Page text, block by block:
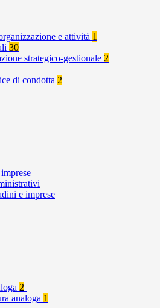
e attività 1
30
strategico-gestionale 2
di condotta 2
e imprese
2
analoga 1